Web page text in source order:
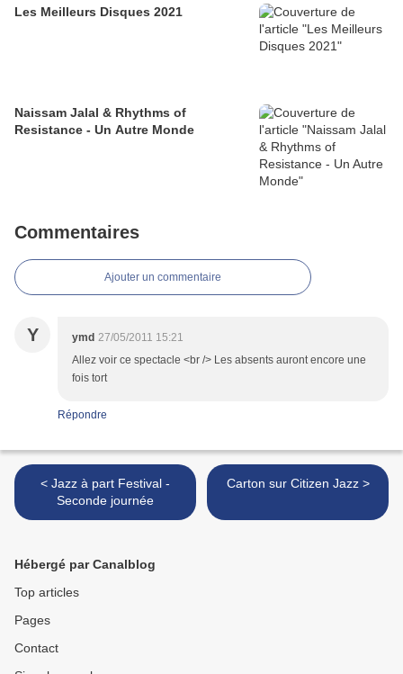
Les Meilleurs Disques 2021
Naissam Jalal & Rhythms of
Resistance - Un Autre Monde
Commentaires
Ajouter un commentaire
Y ymd 27/05/2011 15:21
Allez voir ce spectacle <br /> Les absents auront encore une
fois tort
Répondre
< Jazz à part Festival -
Seconde journée
Carton sur Citizen Jazz >
Hébergé par Canalblog
Top articles
Pages
Contact